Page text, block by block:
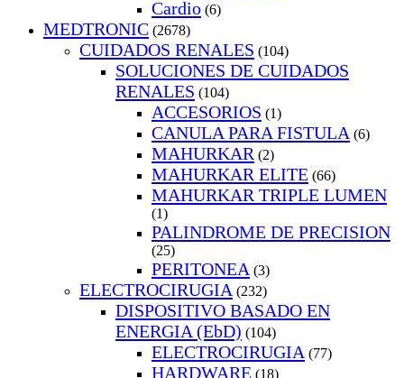
Cardio (6)
MEDTRONIC (2678)
CUIDADOS RENALES (104)
SOLUCIONES DE CUIDADOS
RENALES (104)
ACCESORIOS (1)
CANULA PARA FISTULA (6)
MAHURKAR (2)
MAHURKAR ELITE (66)
MAHURKAR TRIPLE LUMEN
(1)
PALINDROME DE PRECISION
(25)
PERITONEA (3)
ELECTROCIRUGIA (232)
DISPOSITIVO BASADO EN
ENERGIA (EbD) (104)
ELECTROCIRUGIA (77)
HARDWARE (18)